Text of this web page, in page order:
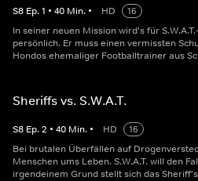
S8 Ep.1 • 40 Min. • HD
16
In seiner neuen Mission wird's für
persönlich. Er muss einen vermissten
Hondos ehemaliger Footballtrainer aus
Sheriffs vs. S.W.A.T.
S8 Ep.2 • 40 Min. • HD
16
Bei brutalen Überfällen auf
Menschen ums Leben. S.W.A.T. will den
irgendeinem Grund stellt sich das